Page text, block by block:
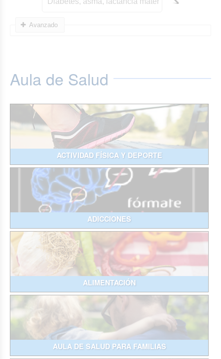
Avanzado
Aula de Salud
ACTIVIDAD FÍSICA Y DEPORTE
ADICCIONES
ALIMENTACIÓN
AULA DE SALUD PARA FAMILIAS